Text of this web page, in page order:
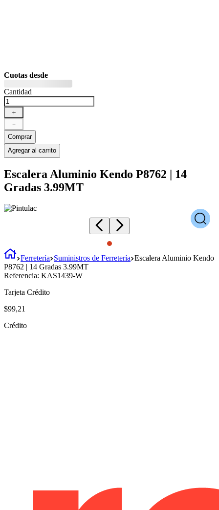
Cuotas desde
Cantidad
＋
－
Comprar
Agregar al carrito
Escalera Aluminio Kendo P8762 | 14
Gradas 3.99MT
Ferretería Suministros de Ferretería Escalera Aluminio Kendo
P8762 | 14 Gradas 3.99MT
Referencia: KAS1439-W
Tarjeta Crédito
$99,21
Crédito